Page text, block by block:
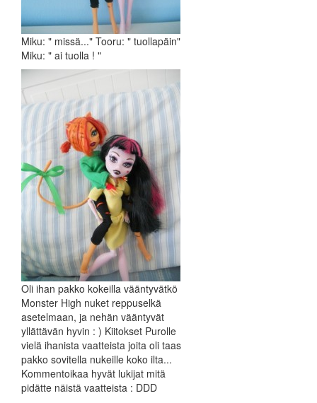
Miku: " missä..." Tooru: " tuollapäin"
Miku: " ai tuolla ! "
Oli ihan pakko kokeilla vääntyvätkö
Monster High nuket reppuselkä
asetelmaan, ja nehän vääntyvät
yllättävän hyvin : ) Kiitokset Purolle
vielä ihanista vaatteista joita oli taas
pakko sovitella nukeille koko ilta...
Kommentoikaa hyvät lukijat mitä
pidätte näistä vaatteista : DDD